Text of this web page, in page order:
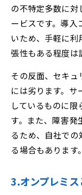
の不特定多数に対
ービスです。導入
いため、手軽に利
張性もある程度は
その反面、セキュ
には劣ります。サ
しているものに
す。また、障害発
るため、自社で
る場合もあります。
3.オンプレミス